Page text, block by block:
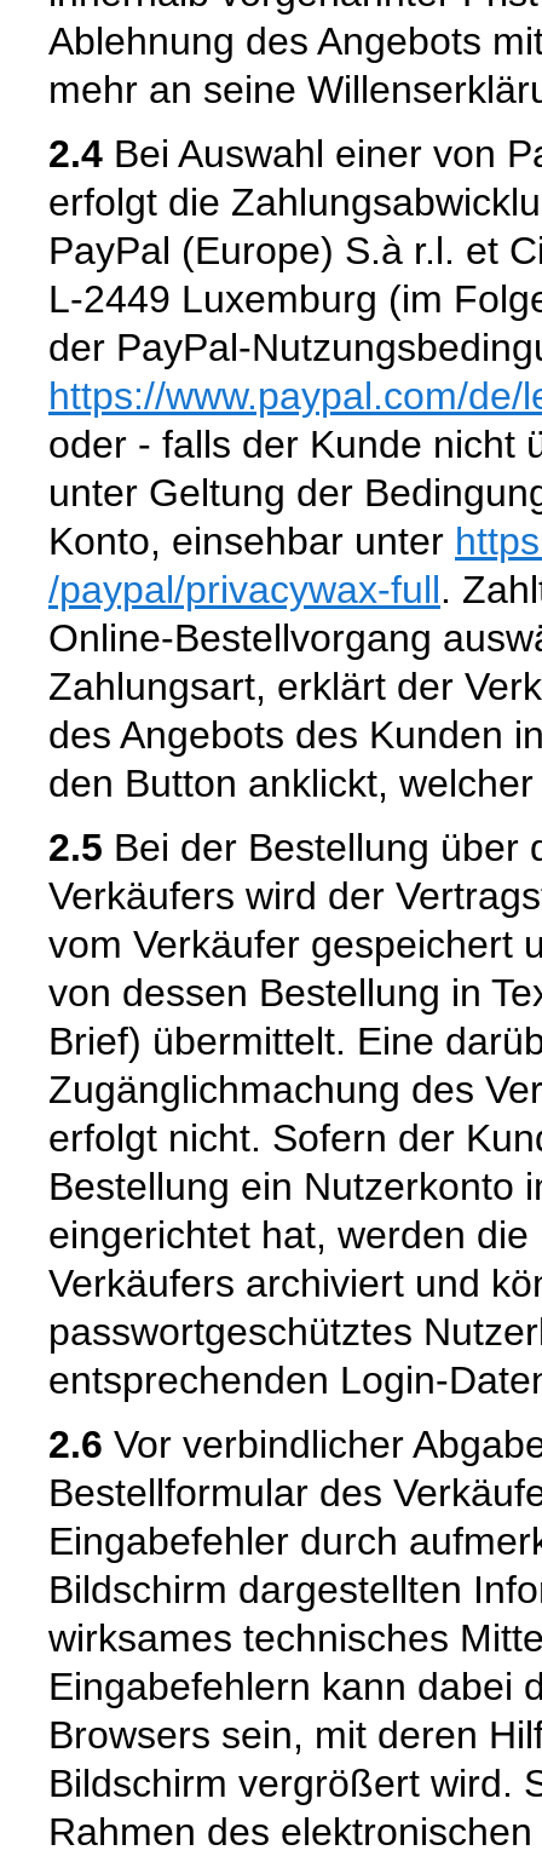
Ablehnung des Angebots
mehr an seine
2.4 Bei Auswahl einer von
erfolgt die
PayPal (Europe) S.à r.l. et
L-2449 Luxemburg (im
der PayPal-
https://www.paypal.com/de/
oder - falls der Kunde nicht
unter Geltung der
Konto, einsehbar unter
/paypal/privacywax-full.
Online-Bestellvorgang
Zahlungsart, erklärt der
des Angebots des Kunden
den Button anklickt,
2.5 Bei der Bestellung über
Verkäufers wird der
vom Verkäufer gespeichert
von dessen Bestellung in
Brief) übermittelt. Eine
Zugänglichmachung des
erfolgt nicht. Sofern der
Bestellung ein Nutzerkonto
eingerichtet hat, werden
Verkäufers archiviert und
passwortgeschütztes
entsprechenden Login-
2.6 Vor verbindlicher
Bestellformular des
Eingabefehler durch
Bildschirm dargestellten
wirksames technisches
Eingabefehlern kann dabei
Browsers sein, mit deren
Bildschirm vergrößert wird.
Rahmen des